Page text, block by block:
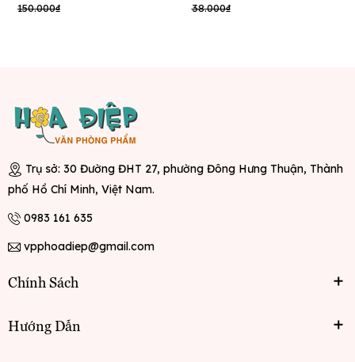
150.000₫ 38.000₫
Trụ sở: 30 Đường ĐHT 27, phường Đông Hưng Thuận, Thành
phố Hồ Chí Minh, Việt Nam.
0983 161 635
vpphoadiep@gmail.com
Chính Sách
Hướng Dẫn